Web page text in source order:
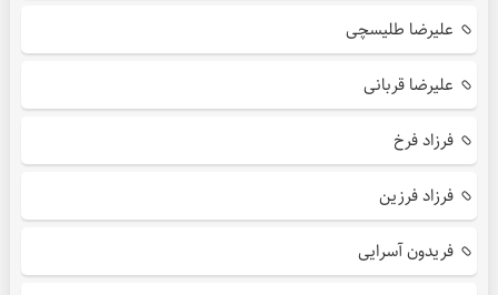
علیرضا طلیسچی
علیرضا قربانی
فرزاد فرخ
فرزاد فرزین
فریدون آسرایی